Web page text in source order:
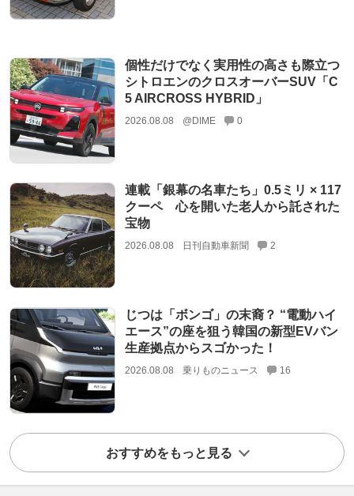
個性だけでなく実用性の高さも際立つ
シトロエンのクロスオーバーSUV「C
5 AIRCROSS HYBRID」
2026.08.08 @DIME 0
連載「銀幕の名車たち」0.5ミリ × 117
クーペ 心を開いた老人から託された
宝物
2026.08.08 日刊自動車新聞 2
じつは「ボンゴ」の末裔？ “電動ハイ
エース”の座を狙う韓国の新型EVバン
生産拠点からスゴかった！
2026.08.08 乗りものニュース 16
おすすめをもっと見る